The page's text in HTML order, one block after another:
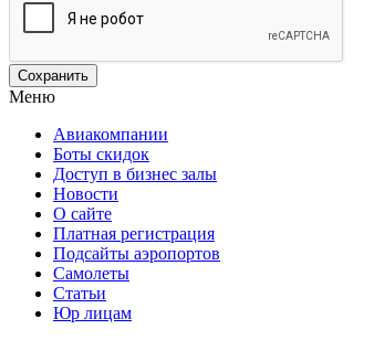
Меню
Авиакомпании
Боты скидок
Доступ в бизнес залы
Новости
О сайте
Платная регистрация
Подсайты аэропортов
Самолеты
Статьи
Юр лицам